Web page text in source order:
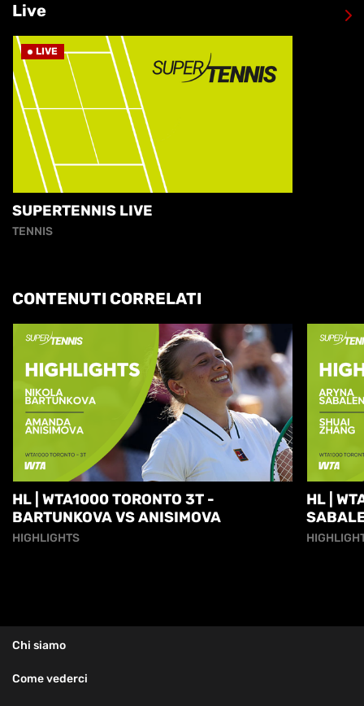
Live
LIVE
SUPERTENNIS LIVE
TENNIS
CONTENUTI CORRELATI
HL | WTA1000 TORONTO 3T -
BARTUNKOVA VS ANISIMOVA
HIGHLIGHTS
HL |
Chi siamo
Come vederci